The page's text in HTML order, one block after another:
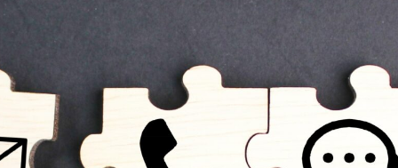
Contact